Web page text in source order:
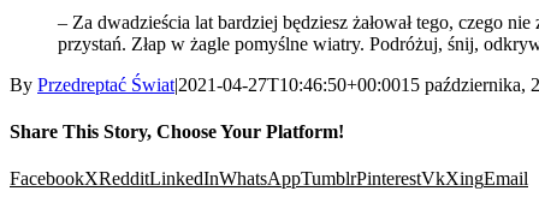
– Za dwadzieścia lat bardziej będziesz żałował tego, czego
przystań. Złap w żagle pomyślne wiatry. Podróżuj, śnij,
By Przedreptać Świat|2021-04-27T10:46:50+00:0015 października,
Share This Story, Choose Your Platform!
FacebookXRedditLinkedInWhatsAppTumblrPinterestVkXingEmail